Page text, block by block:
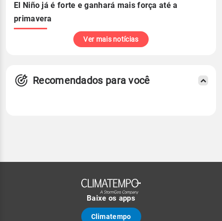
El Niño já é forte e ganhará mais força até a
primavera
Ver mais notícias
Recomendados para você
Baixe os apps
Climatempo